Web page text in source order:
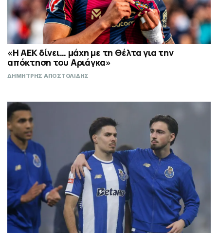
«Η ΑΕΚ δίνει… μάχη με τη Θέλτα για την
απόκτηση του Αριάγκα»
ΔΗΜΗΤΡΗΣ ΑΠΟΣΤΟΛΙΔΗΣ